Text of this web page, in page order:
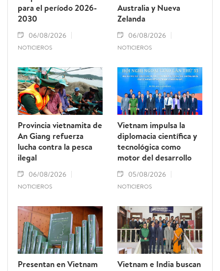
para el período 2026-
2030
06/08/2026
NOTICIEROS
Australia y Nueva
Zelanda
06/08/2026
NOTICIEROS
Provincia vietnamita de
An Giang refuerza
lucha contra la pesca
ilegal
06/08/2026
NOTICIEROS
Vietnam impulsa la
diplomacia científica y
tecnológica como
motor del desarrollo
05/08/2026
NOTICIEROS
Presentan en Vietnam
Vietnam e India buscan